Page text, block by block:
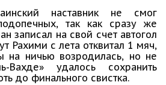
наставник не смог
так как сразу же
записал на свой счет автогол
Рахими с лета отквитал 1 мяч,
на ничью возродилась, но не
Вахде» удалось сохранить
до финального свистка.